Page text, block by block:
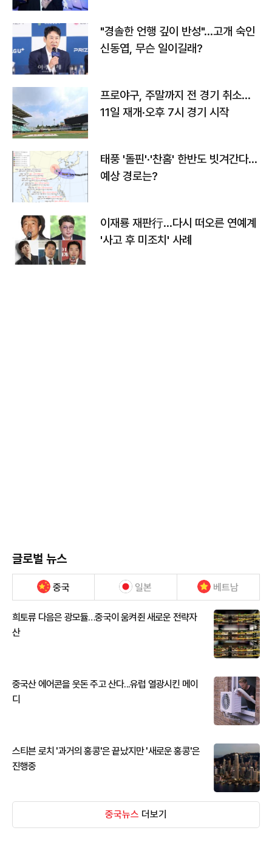
"경솔한 언행 깊이 반성"…고개 숙인
신동엽, 무슨 일이길래?
프로야구, 주말까지 전 경기 취소…
11일 재개·오후 7시 경기 시작
태풍 '돌핀'·'찬홈' 한반도 빗겨간다…
예상 경로는?
이재룡 재판行…다시 떠오른 연예계
'사고 후 미조치' 사례
글로벌 뉴스
중국 일본 베트남
희토류 다음은 광모듈…중국이 움켜쥔 새로운 전략자
산
중국산 에어콘을 웃돈 주고 산다...유럽 열광시킨 메이
디
스티븐 로치 '과거의 홍콩'은 끝났지만 '새로운 홍콩'은
진행중
중국뉴스 더보기